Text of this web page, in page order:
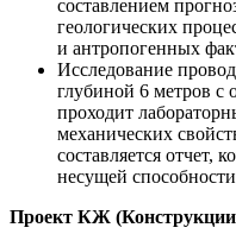
составлением
геологических
и антропогенных
Исследование
глубиной 6 метров с
проходит
механических
составляется отчет,
несущей
Проект КЖ